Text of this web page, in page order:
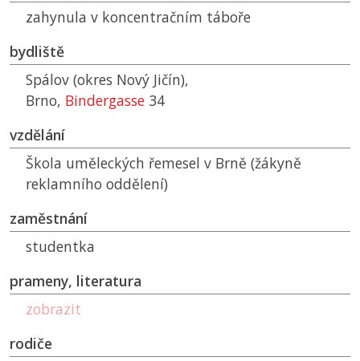
zahynula v koncentračním táboře
bydliště
Spálov (okres Nový Jičín),
Brno, Bindergasse 34
vzdělání
Škola uměleckých řemesel v Brně (žákyně
reklamního oddělení)
zaměstnání
studentka
prameny, literatura
zobrazit
rodiče